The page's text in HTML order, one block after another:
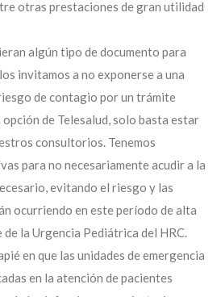
otras prestaciones de gran utilidad
algún tipo de documento para
invitamos a no exponerse a una
de contagio por un trámite
de Telesalud, solo basta estar
consultorios. Tenemos
para no necesariamente acudir a la
evitando el riesgo y las
ocurriendo en este período de alta
de la Urgencia Pediátrica del HRC.
en que las unidades de emergencia
en la atención de pacientes